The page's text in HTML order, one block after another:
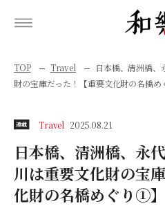
TOP Travel
日本橋、清洲橋
財の宝庫だった！【重要文化財の名橋め
連載 Travel 2025.08.21
日本橋、清洲橋、
川は重要文化財の宝
化財の名橋めぐり①】